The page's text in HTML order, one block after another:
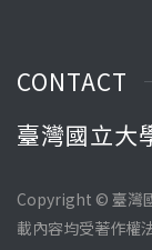
CONTACT
臺灣國立大
Copyright © 臺灣
載內容均受著作權